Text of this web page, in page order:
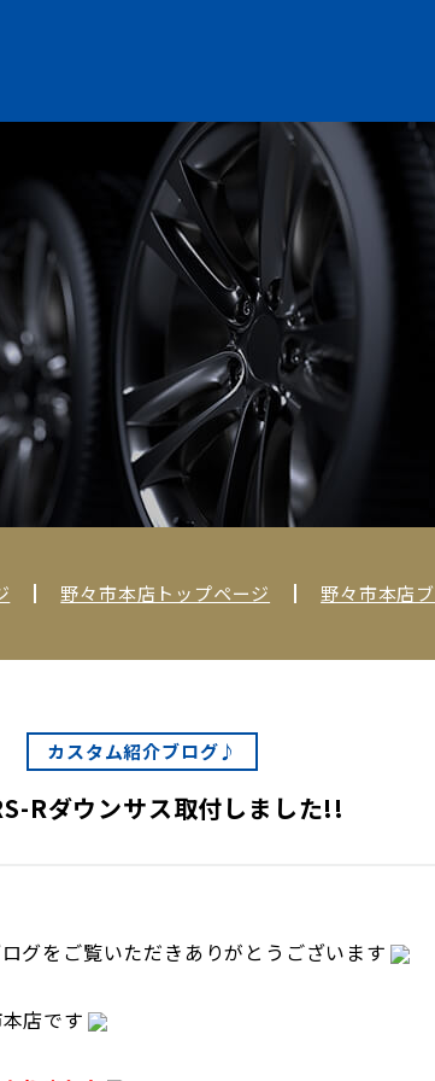
野々市本店トップページ 野々市本店
カスタム紹介ブログ♪
Rダウンサス取付しました!!
グをご覧いただきありがとうございます
店です